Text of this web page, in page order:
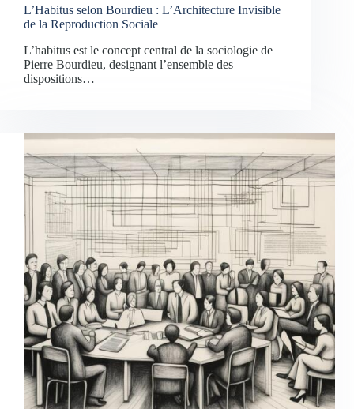
L’Habitus selon Bourdieu : L’Architecture Invisible
de la Reproduction Sociale
L’habitus est le concept central de la sociologie de
Pierre Bourdieu, designant l’ensemble des
dispositions…